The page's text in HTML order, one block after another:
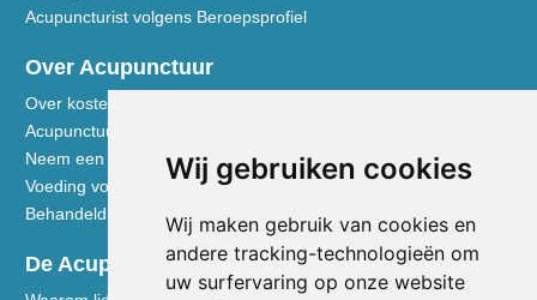
Wij gebruiken cookies
Wij maken gebruik van cookies en
andere tracking-technologieën om
uw surfervaring op onze website
Acupuncturist volgens Beroepsprofiel
Over Acupunctuur
Over kosten en vergoedingen
Acupunctuur toegelicht
Neem een kijkje in de praktijk
Voeding volgens de Vijf Elementen
Behandeldisciplines - TCG
De Acupuncturist